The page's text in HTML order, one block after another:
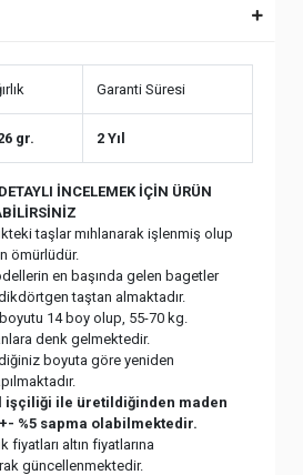
Garanti Süresi
gr. 2 Yıl
İNCELEMEK İÇİN ÜRÜN
taşlar mıhlanarak işlenmiş olup
ömürlüdür.
en başında gelen bagetler
taştan almaktadır.
14 boy olup, 55-70 kg.
denk gelmektedir.
boyuta göre yeniden
işçiliği ile üretildiğinden maden
+- %5 sapma olabilmektedir.
fiyatları altın fiyatlarına
güncellenmektedir.